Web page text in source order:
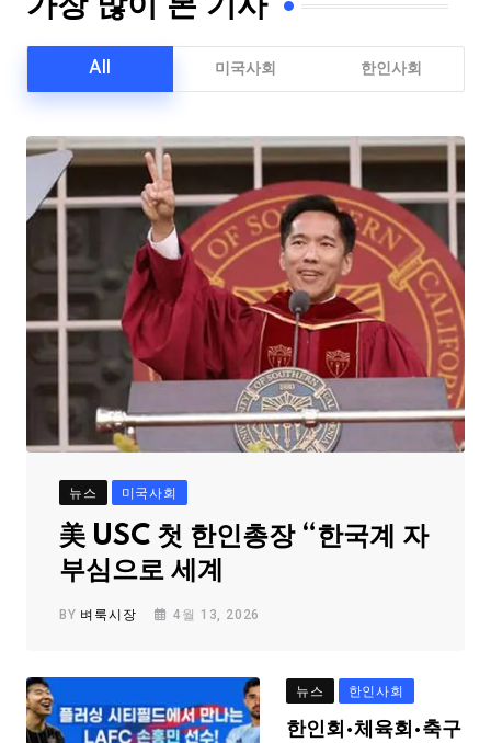
All 미국사회 한인사회
뉴스 미국사회
美 USC 첫 한인총장 “한국계 자
부심으로 세계
BY 벼룩시장 4월 13, 2026
뉴스 한인사회
한인회·체육회·축구